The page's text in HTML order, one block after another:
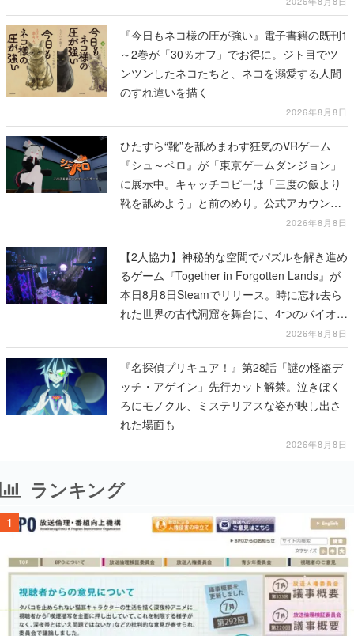
『今日もネコ様の圧が強い』電子書籍の既刊1
～2巻が「30％オフ」でお得に。ジト目でツ
ンツンしたネコたちと、ネコを溺愛する人間
のすれ違いを描く
2026年8月8日
ひたすら“靴”を舐めまわす狂気のVRゲーム
『シュ～ペロ』が「東京ゲームダンジョン」
に展示中。キャッチコピーは「三度の飯より
靴を舐めよう」と前のめり。公式アカウント
も開設され、2026年リリースに向けて開発中
2026年8月8日
【2人協力】神秘的な空間でパズルを解き進め
るゲーム『Together in Forgotten Lands』が
本日8月8日Steamでリリース。時に忘れ去ら
れた世界の古代洞窟を舞台に、4つのバイオー
2026年8月8日
『名探偵プリキュア！』第28話「謎の怪盗デ
ッチ・アゲイン」先行カット解禁。泣きぼく
ろにモノクル、ミステリアスな姿が映し出さ
れた場面も
2026年8月8日
ランキング
1